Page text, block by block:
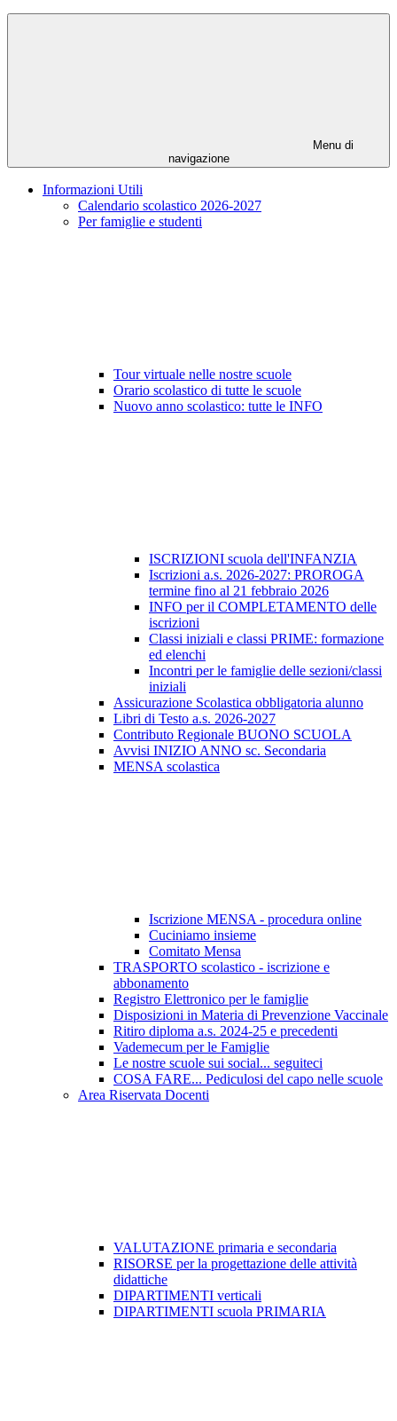
Menu di
navigazione
Informazioni Utili
Calendario scolastico 2026-2027
Per famiglie e studenti
Tour virtuale nelle nostre scuole
Orario scolastico di tutte le scuole
Nuovo anno scolastico: tutte le INFO
ISCRIZIONI scuola dell'INFANZIA
Iscrizioni a.s. 2026-2027: PROROGA
termine fino al 21 febbraio 2026
INFO per il COMPLETAMENTO delle
iscrizioni
Classi iniziali e classi PRIME: formazione
ed elenchi
Incontri per le famiglie delle sezioni/classi
iniziali
Assicurazione Scolastica obbligatoria alunno
Libri di Testo a.s. 2026-2027
Contributo Regionale BUONO SCUOLA
Avvisi INIZIO ANNO sc. Secondaria
MENSA scolastica
Iscrizione MENSA - procedura online
Cuciniamo insieme
Comitato Mensa
TRASPORTO scolastico - iscrizione e
abbonamento
Registro Elettronico per le famiglie
Disposizioni in Materia di Prevenzione Vaccinale
Ritiro diploma a.s. 2024-25 e precedenti
Vademecum per le Famiglie
Le nostre scuole sui social... seguiteci
COSA FARE... Pediculosi del capo nelle scuole
Area Riservata Docenti
VALUTAZIONE primaria e secondaria
RISORSE per la progettazione delle attività
didattiche
DIPARTIMENTI verticali
DIPARTIMENTI scuola PRIMARIA